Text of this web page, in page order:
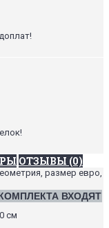
ОТЗЫВЫ (0)
размер евро,
ВХОДЯТ
см